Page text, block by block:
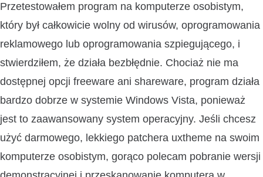
Przetestowałem program na komputerze osobistym,
który był całkowicie wolny od wirusów, oprogramowania
reklamowego lub oprogramowania szpiegującego, i
stwierdziłem, że działa bezbłędnie. Chociaż nie ma
dostępnej opcji freeware ani shareware, program działa
bardzo dobrze w systemie Windows Vista, ponieważ
jest to zaawansowany system operacyjny. Jeśli chcesz
użyć darmowego, lekkiego patchera uxtheme na swoim
komputerze osobistym, gorąco polecam pobranie wersji